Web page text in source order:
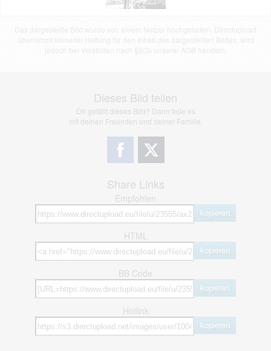
jedoch bei Verstößen nach §2(3) unserer AGB handeln.
Dieses Bild teilen
Dir gefällt dieses Bild? Dann teile es
mit deinen Freunden und deiner Familie.
Share Links
Empfohlen
kopieren
HTML
kopieren
BB Code
kopieren
Hotlink
kopieren